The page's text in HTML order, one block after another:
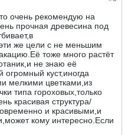
очень рекомендую на
прочная древесина под
же цели с не меньшим
тоже много растёт
не знаю её
огромный куст,иногда
мелкими цветками,из
типа гороховых,только
красивая структура/
и красивыми,и
кому интересно.Если